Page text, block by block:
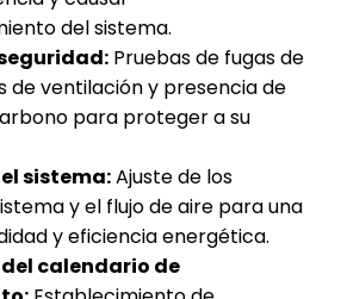
del sistema.
Pruebas de fugas de
de ventilación y presencia de
para proteger a su
sistema:Ajuste de los
y el flujo de aire para una
y eficiencia energética.
calendario de